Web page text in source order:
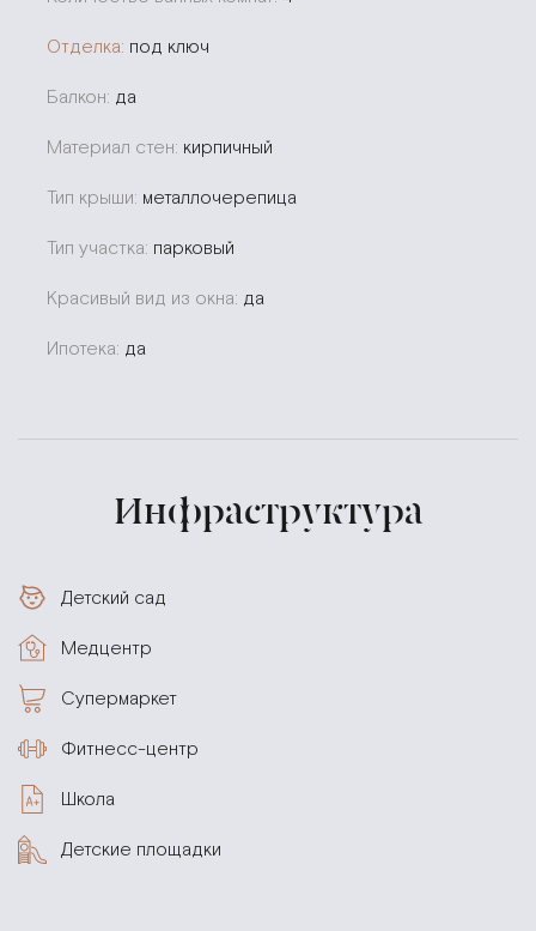
Отделка: под ключ
Балкон: да
Материал стен: кирпичный
Тип крыши: металлочерепица
Тип участка: парковый
Красивый вид из окна: да
Ипотека: да
Инфраструктура
Детский сад
Медцентр
Супермаркет
Фитнесс-центр
Школа
Детские площадки